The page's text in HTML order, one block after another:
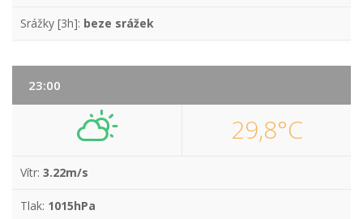
Srážky [3h]: beze srážek
23:00
29,8°C
Vítr: 3.22m/s
Tlak: 1015hPa